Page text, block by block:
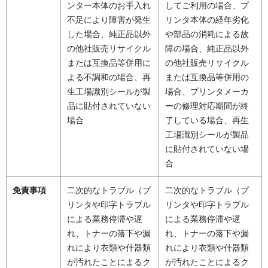
ンター本体のお手入れ
不足により障害が発生
した場合、純正品以外
の他社販売リサイクル
または互換品等併用に
よる不調和の場合、再
生工場識別シールが製
品に貼付されていない
場合
してご利用の場合、プ
リンタ本体の経年劣化
や部品の消耗による故
障の場合、純正品以外
の他社販売リサイクル
または互換品等併用の
場合、プリンタメーカ
ーの修理対応期間が終
了している場合、再生
工場識別シールが製品
に貼付されていない場
合
免責事項
二次的なトラブル（プ
リンタや印字トラブル
による業務停滞や遅
れ、トナーの落下や漏
れにより衣類や什器類
が汚れたことによるク
二次的なトラブル（プ
リンタや印字トラブル
による業務停滞や遅
れ、トナーの落下や漏
れにより衣類や什器類
が汚れたことによるク